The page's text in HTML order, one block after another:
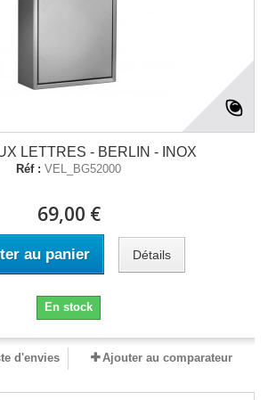
LETTRES - BERLIN - INOX
Réf : VEL_BG52000
69,00 €
au panier Détails
En stock
d'envies Ajouter au comparateur